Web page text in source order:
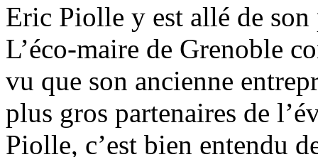
Eric Piolle y est allé de
L’éco-maire de Grenoble
vu que son ancienne
plus gros partenaires de
Piolle, c’est bien entendu